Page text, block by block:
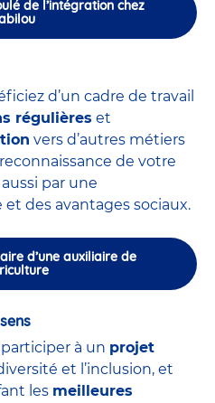
de l’intégration chez
d’un cadre de travail
régulières et
vers d’autres métiers
de votre
par une
des avantages sociaux.
d’une auxiliaire de
participer à un projet
et l’inclusion, et
les meilleures